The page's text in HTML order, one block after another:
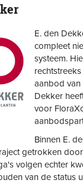
E. den
compleet
systeem.
aanbod van
Dekker
voor
Binnen E.
getrokken
volgen echter
van de status